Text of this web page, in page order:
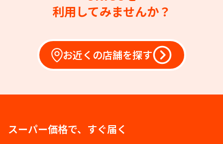
利用してみませんか？
お近くの店舗を探す
スーパー価格で、すぐ届く